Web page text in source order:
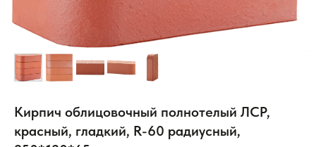
Кирпич облицовочный полнотелый ЛСР,
красный, гладкий, R-60 радиусный,